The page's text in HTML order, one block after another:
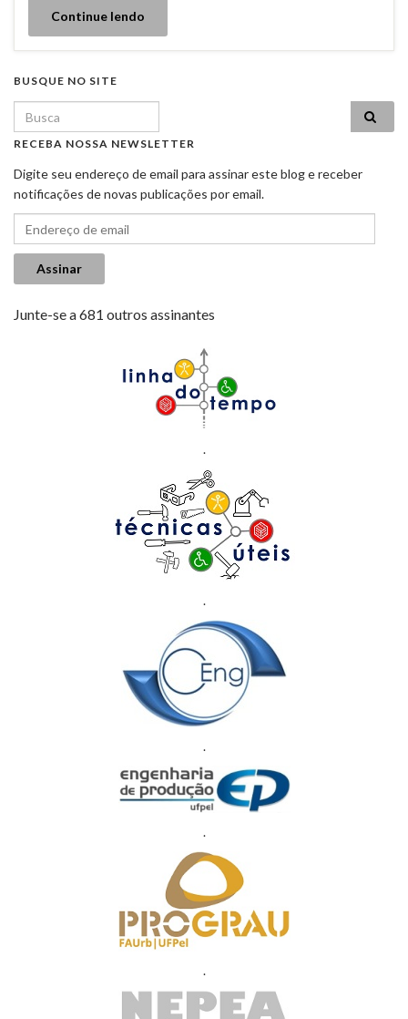
Continue lendo
BUSQUE NO SITE
Search for:
RECEBA NOSSA NEWSLETTER
Digite seu endereço de email para assinar este blog e receber
notificações de novas publicações por email.
Endereço de email
Assinar
Junte-se a 681 outros assinantes
.
.
.
.
.